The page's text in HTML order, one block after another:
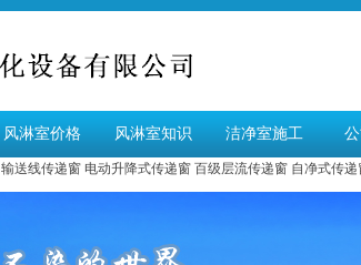
风淋室价格 风淋室知识 洁净室施工
输送线传递窗 电动升降式传递窗 百级层流传递窗 自净式传递